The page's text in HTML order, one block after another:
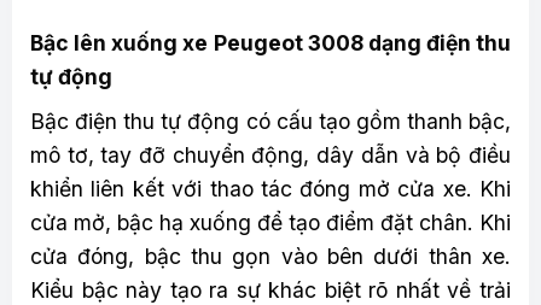
Bậc lên xuống xe Peugeot 3008 dạng điện thu
tự động
Bậc điện thu tự động có cấu tạo gồm thanh bậc,
mô tơ, tay đỡ chuyển động, dây dẫn và bộ điều
khiển liên kết với thao tác đóng mở cửa xe. Khi
cửa mở, bậc hạ xuống để tạo điểm đặt chân. Khi
cửa đóng, bậc thu gọn vào bên dưới thân xe.
Kiểu bậc này tạo ra sự khác biệt rõ nhất về trải